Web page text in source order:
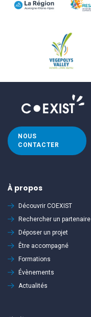
NOUS
CONTACTER
À propos
Découvrir COEXIST
Rechercher un partenaire
Déposer un projet
Être accompagné
Formations
Évènements
Actualités